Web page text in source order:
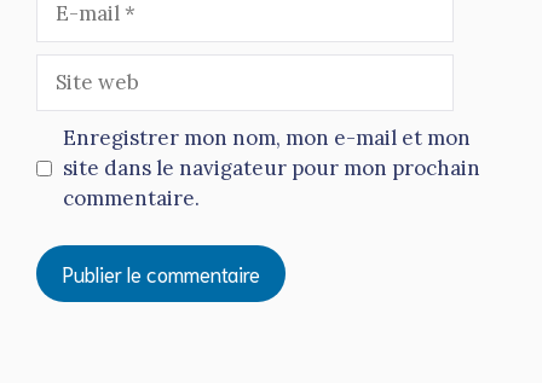
mail
web
Enregistrer mon nom, mon e-mail et mon
site dans le navigateur pour mon prochain
commentaire.